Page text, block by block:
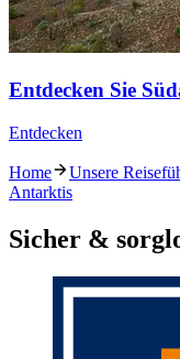
Entdecken Sie
Entdecken
Home Unsere
Antarktis
Sicher &